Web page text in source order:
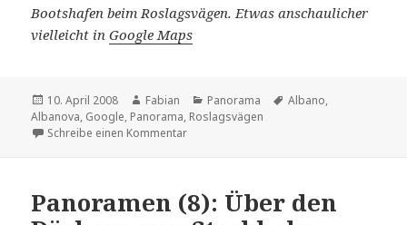
Bootshafen beim Roslagsvägen. Etwas anschaulicher
vielleicht inGoogle Maps
Veröffentlicht
am
10. April 2008 Autor
Fabian Kategorien
Panorama Schlagwörter
Albano,
Albanova, Google, Panorama, Roslagsvägen
Schreibe einen Kommentarzu Panoramen (9): Albano
Panoramen (8): Über den